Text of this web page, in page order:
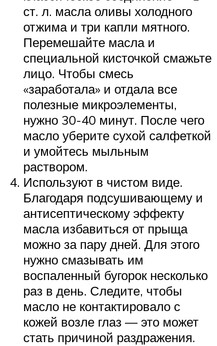
ст. л. масла оливы холодного
отжима и три капли мятного.
Перемешайте масла и
специальной кисточкой смажьте
лицо. Чтобы смесь
«заработала» и отдала все
полезные микроэлементы,
нужно 30-40 минут. После чего
масло уберите сухой салфеткой
и умойтесь мыльным
раствором.
Используют в чистом виде.
Благодаря подсушивающему и
антисептическому эффекту
масла избавиться от прыща
можно за пару дней. Для этого
нужно смазывать им
воспаленный бугорок несколько
раз в день. Следите, чтобы
масло не контактировало с
кожей возле глаз — это может
стать причиной раздражения.